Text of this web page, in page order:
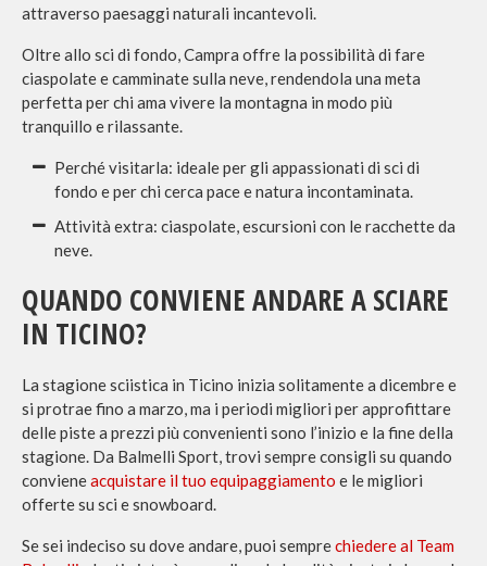
attraverso paesaggi naturali incantevoli.
Oltre allo sci di fondo, Campra offre la possibilità di fare
ciaspolate e camminate sulla neve, rendendola una meta
perfetta per chi ama vivere la montagna in modo più
tranquillo e rilassante.
Perché visitarla: ideale per gli appassionati di sci di
fondo e per chi cerca pace e natura incontaminata.
Attività extra: ciaspolate, escursioni con le racchette da
neve.
QUANDO CONVIENE ANDARE A SCIARE
IN TICINO?
La stagione sciistica in Ticino inizia solitamente a dicembre e
si protrae fino a marzo, ma i periodi migliori per approfittare
delle piste a prezzi più convenienti sono l’inizio e la fine della
stagione. Da Balmelli Sport, trovi sempre consigli su quando
convieneacquistare il tuo equipaggiamento e le migliori
offerte su sci e snowboard.
Se sei indeciso su dove andare, puoi semprechiedere al Team